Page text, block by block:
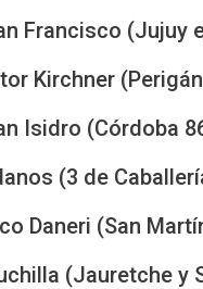
Francisco (Jujuy
Kirchner
Isidro (Córdoba
(3 de
Daneri (San
(Jauretche y